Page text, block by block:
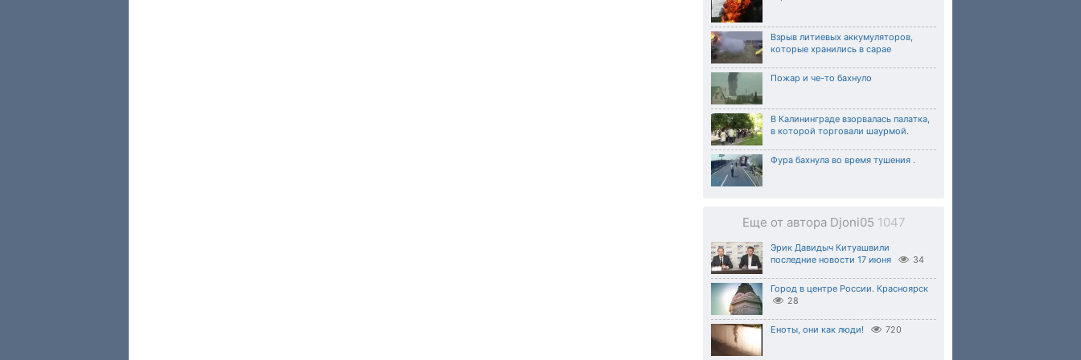
Взрыв литиевых аккумуляторов,
которые хранились в сарае
Пожар и че-то бахнуло
В Калининграде взорвалась палатка,
в которой торговали шаурмой.
Фура бахнула во время тушения .
Еще от автора Djoni05 1047
Эрик Давидыч Китуашвили
последние новости 17 июня
34
Город в центре России. Красноярск
28
Еноты, они как люди! 720